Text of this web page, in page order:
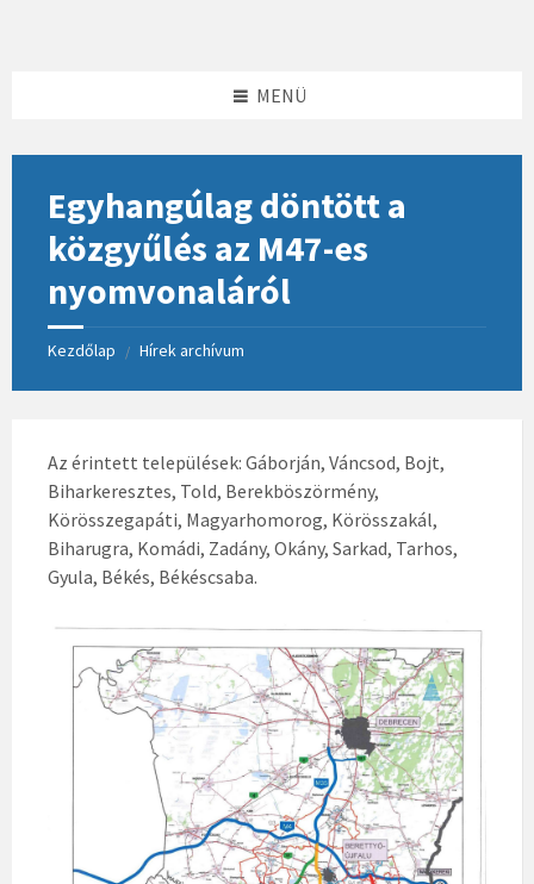
MENÜ
Egyhangúlag döntött a
közgyűlés az M47-es
nyomvonaláról
Kezdőlap / Hírek archívum
Az érintett települések: Gáborján, Váncsod, Bojt,
Biharkeresztes, Told, Berekböszörmény,
Körösszegapáti, Magyarhomorog, Körösszakál,
Biharugra, Komádi, Zadány, Okány, Sarkad, Tarhos,
Gyula, Békés, Békéscsaba.